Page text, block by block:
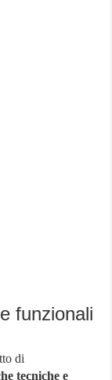
funzionali
di
tecniche e